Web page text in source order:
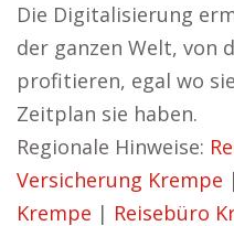
Die Digitalisierung
der ganzen Welt, von
profitieren, egal wo
Zeitplan sie haben.
Regionale Hinweise:
Versicherung Krempe |
Krempe | Reisebüro